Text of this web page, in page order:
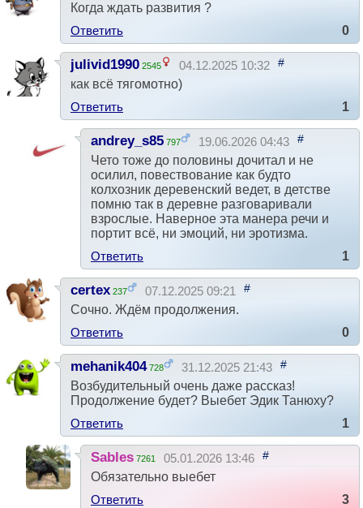
Когда ждать развития ?
Ответить
0
julivid1990 2545 04.12.2025 10:32 #
как всё тягомотно)
Ответить
1
andrey_s85 797 19.06.2026 04:43 #
Чето тоже до половины дочитал и не
осилил, повествование как будто
колхозник деревенский ведет, в детстве
помню так в деревне разговаривали
взрослые. Наверное эта манера речи и
портит всё, ни эмоций, ни эротизма.
Ответить
1
certex 237 07.12.2025 09:21 #
Сочно. Ждём продолжения.
Ответить
0
mehanik404 728 31.12.2025 21:43 #
Возбудительный очень даже рассказ!
Продолжение будет? Выебет Эдик Танюху?
Ответить
1
Sables 7261 05.01.2026 13:46 #
Обязательно выебет
Ответить
3